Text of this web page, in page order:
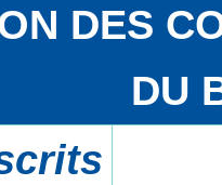
DES
DU